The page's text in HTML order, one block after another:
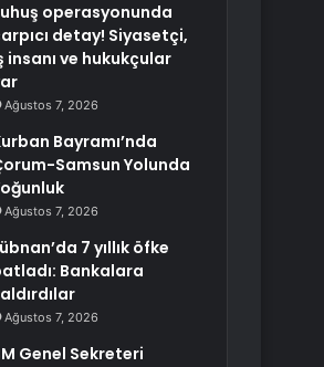
operasyonunda
detay! Siyasetçi,
insanı ve hukukçular
Ağustos 7, 2026
Bayramı’nda
Samsun Yolunda
Ağustos 7, 2026
7 yıllık öfke
Bankalara
Ağustos 7, 2026
Genel Sekreteri